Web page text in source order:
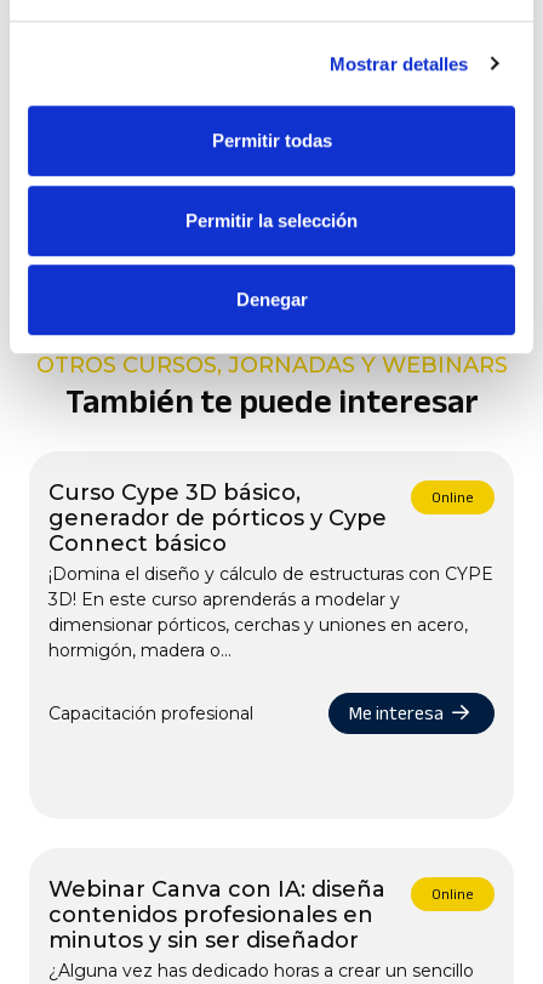
Mostrar detalles
Permitir todas
Permitir la selección
Denegar
. Resolución de dudas.
OTROS CURSOS, JORNADAS Y WEBINARS
También te puede interesar
Curso Cype 3D básico,
generador de pórticos y Cype
Connect básico
Online
¡Domina el diseño y cálculo de estructuras con CYPE
3D! En este curso aprenderás a modelar y
dimensionar pórticos, cerchas y uniones en acero,
hormigón, madera o...
Capacitación profesional Me interesa
Webinar Canva con IA: diseña
contenidos profesionales en
minutos y sin ser diseñador
Online
¿Alguna vez has dedicado horas a crear un sencillo